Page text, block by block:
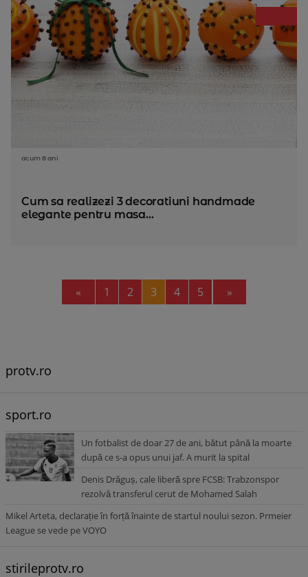
acum 8 ani
Cum sa realizezi 3 decoratiuni handmade
elegante pentru masa...
« Previous
1 2 3 4 5 »
protv.ro
sport.ro
Un fotbalist de doar 27 de ani, bătut până la moarte
după ce s-a opus unui jaf. A murit la spital
Denis Drăguș, cale liberă spre FCSB: Trabzonspor
rezolvă transferul cerut de Mohamed Salah
Mikel Arteta, declarație în forță înainte de startul noului sezon. Prmeier
League se vede pe VOYO
stirileprotv.ro